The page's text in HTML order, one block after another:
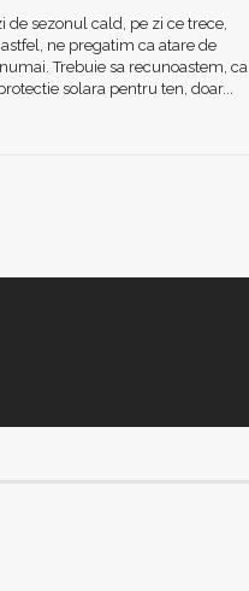
de sezonul cald, pe zi ce trece,
ne pregatim ca atare de
Trebuie sa recunoastem, ca
solara pentru ten, doar...